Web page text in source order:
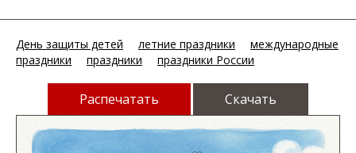
День защиты детей летние праздники
международные
праздники
праздники праздники России
Распечатать Скачать